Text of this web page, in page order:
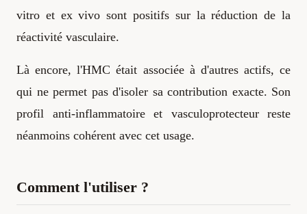
vitro et ex vivo sont positifs sur la réduction de la
réactivité vasculaire.
Là encore, l'HMC était associée à d'autres actifs, ce
qui ne permet pas d'isoler sa contribution exacte. Son
profil anti-inflammatoire et vasculoprotecteur reste
néanmoins cohérent avec cet usage.
Comment l'utiliser ?